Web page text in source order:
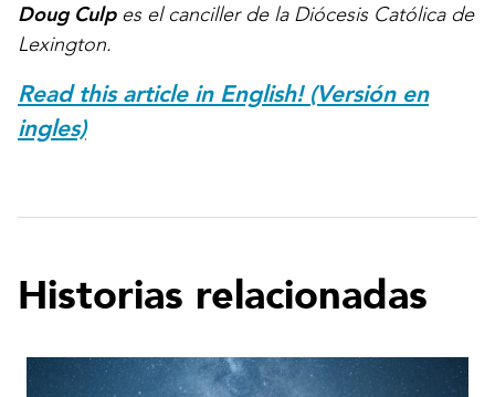
Doug Culpes el canciller de la Diócesis Católica de
Lexington.
Read this article in English! (Versión en
ingles)
Historias relacionadas